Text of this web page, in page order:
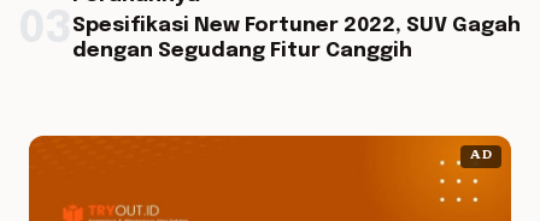
Spesifikasi New Fortuner 2022, SUV Gagah
dengan Segudang Fitur Canggih
AD